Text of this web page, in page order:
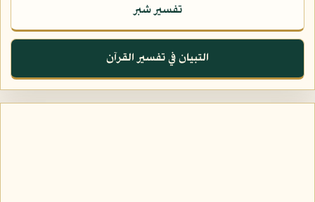
تفسير شبر
التبيان في تفسير القرآن